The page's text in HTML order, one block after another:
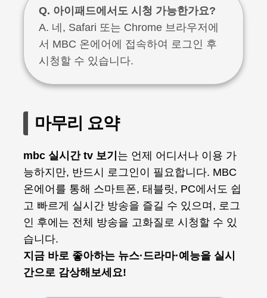
Q. 아이패드에서도 시청 가능한가요?
A. 네, Safari 또는 Chrome 브라우저에
서 MBC 온에어에 접속하여 로그인 후
시청할 수 있습니다.
마무리 요약
mbc 실시간 tv 보기 는 언제 어디서나 이용 가
능하지만, 반드시 로그인이 필요합니다. MBC
온에어를 통해 스마트폰, 태블릿, PC에서도 쉽
고 빠르게 실시간 방송을 즐길 수 있으며, 로그
인 후에는 전체 방송을 고화질로 시청할 수 있
습니다.
지금 바로 좋아하는 뉴스·드라마·예능을 실시
간으로 감상해보세요!